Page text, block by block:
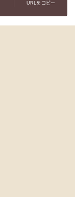
URLをコピー